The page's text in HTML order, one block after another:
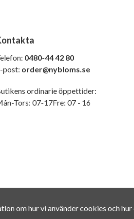
om hur vi använder cookies och hur
0480-44 42 80
post: order@nybloms.se
ordinarie öppettider:
Tors: 07-17Fre: 07 - 16